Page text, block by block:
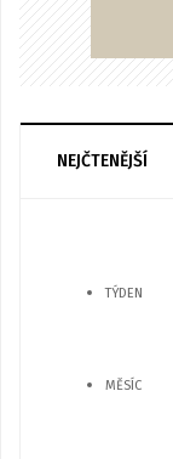
NEJČTENĚJŠÍ
TÝDEN
MĚSÍC